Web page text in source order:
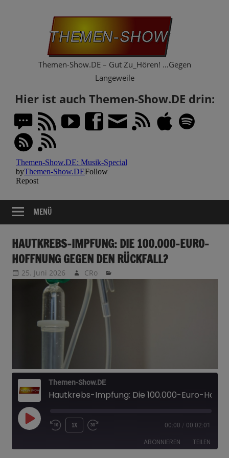
Themen-Show.DE – Gut Zu_Hören! …Gegen
Langeweile
Hier ist auch Themen-Show.DE drin:
MENÜ
HAUTKREBS-IMPFUNG: DIE 100.000-EURO-
HOFFNUNG GEGEN DEN RÜCKFALL?
25. Juni 2026 CRo
Themen-Show.DE
PLAY
1X 00:00 / 00:02:01
ABONNIEREN TEILEN